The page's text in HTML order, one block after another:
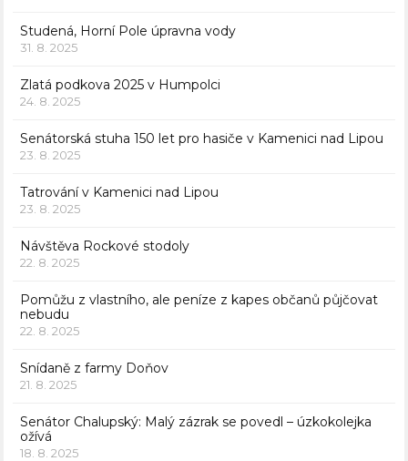
Studená, Horní Pole úpravna vody
31. 8. 2025
Zlatá podkova 2025 v Humpolci
24. 8. 2025
Senátorská stuha 150 let pro hasiče v Kamenici nad Lipou
23. 8. 2025
Tatrování v Kamenici nad Lipou
23. 8. 2025
Návštěva Rockové stodoly
22. 8. 2025
Pomůžu z vlastního, ale peníze z kapes občanů půjčovat
nebudu
22. 8. 2025
Snídaně z farmy Doňov
21. 8. 2025
Senátor Chalupský: Malý zázrak se povedl – úzkokolejka
ožívá
18. 8. 2025